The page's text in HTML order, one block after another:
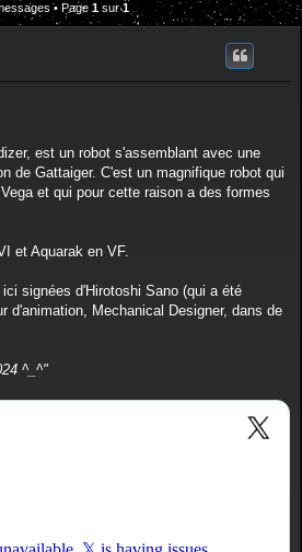
r
• Page 1sur1
est un robot s'assemblant avec une
de Gattaiger. C'est un magnifique robot qui
et qui pour cette raison a des formes
et Aquarak en VF.
signées d'Hirotoshi Sano (qui a été
d'animation, Mechanical Designer, dans de
^_^"